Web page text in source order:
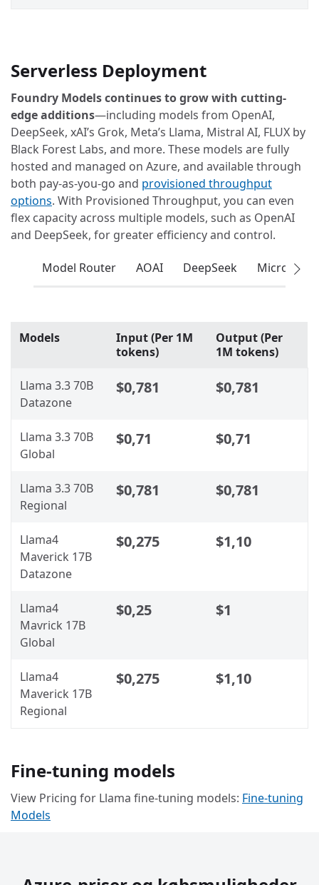
Serverless Deployment
Foundry Models continues to grow with cutting-
edge additions—including models from OpenAI,
DeepSeek, xAI’s Grok, Meta’s Llama, Mistral AI, FLUX by
Black Forest Labs, and more. These models are fully
hosted and managed on Azure, and available through
both pay-as-you-go and provisioned throughput
options. With Provisioned Throughput, you can even
flex capacity across multiple models, such as OpenAI
and DeepSeek, for greater efficiency and control.
Model Router AOAI DeepSeek Microsoft
Models
Input (Per 1M
tokens)
Output (Per
1M tokens)
Llama 3.3 70B
Datazone
$0,781 $0,781
Llama 3.3 70B
Global
$0,71 $0,71
Llama 3.3 70B
Regional
$0,781 $0,781
Llama4
Maverick 17B
Datazone
$0,275 $1,10
Llama4
Mavrick 17B
Global
$0,25 $1
Llama4
Maverick 17B
Regional
$0,275 $1,10
Fine-tuning models
View Pricing for Llama fine-tuning models: Fine-tuning
Models